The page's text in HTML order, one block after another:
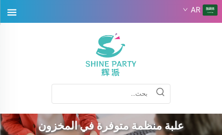
AR
علبة منظمة متوفرة في المخزون